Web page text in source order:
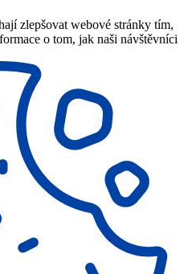
zlepšovat webové stránky tím,
o tom, jak naši návštěvníci